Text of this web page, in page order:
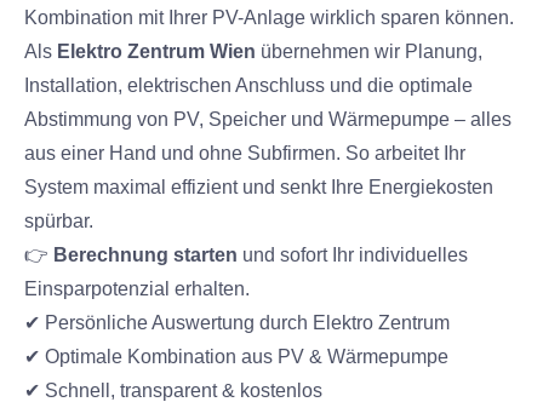
Kombination mit Ihrer PV-Anlage wirklich sparen können.
Als Elektro Zentrum Wien übernehmen wir Planung,
Installation, elektrischen Anschluss und die optimale
Abstimmung von PV, Speicher und Wärmepumpe – alles
aus einer Hand und ohne Subfirmen. So arbeitet Ihr
System maximal effizient und senkt Ihre Energiekosten
spürbar.
👉 Berechnung starten und sofort Ihr individuelles
Einsparpotenzial erhalten.
✔ Persönliche Auswertung durch Elektro Zentrum
✔ Optimale Kombination aus PV & Wärmepumpe
✔ Schnell, transparent & kostenlos